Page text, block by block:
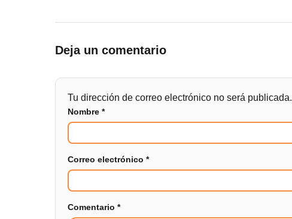
Deja un comentario
Tu dirección de correo electrónico no será publicada.
Nombre *
Correo electrónico *
Comentario *